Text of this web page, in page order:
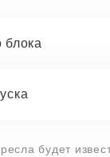
блока
будет